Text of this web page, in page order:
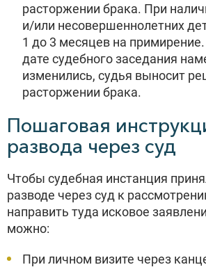
расторжении брака. При
и/или несовершеннолетних
1 до 3 месяцев на
дате судебного заседания
изменились, судья выносит
расторжении брака.
Пошаговая
развода через суд
Чтобы судебная инстанция
разводе через суд к
направить туда исковое
можно:
При личном визите через